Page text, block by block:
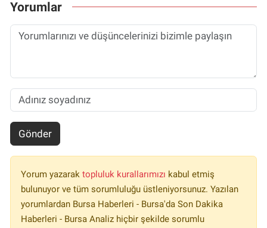
Yorumlar
Gönder
Yorum yazarak topluluk kurallarımızı kabul etmiş
bulunuyor ve tüm sorumluluğu üstleniyorsunuz. Yazılan
yorumlardan Bursa Haberleri - Bursa'da Son Dakika
Haberleri - Bursa Analiz hiçbir şekilde sorumlu